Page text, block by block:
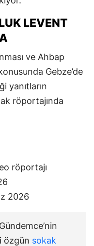
LEVENT
ve Ahbap
Gebze’de
yanıtların
röportajında
röportajı
2026
özgün sokak